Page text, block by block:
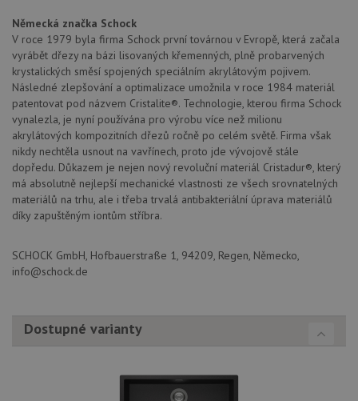
Německá značka Schock
V roce 1979 byla firma Schock první továrnou v Evropě, která začala
vyrábět dřezy na bázi lisovaných křemenných, plně probarvených
krystalických směsí spojených speciálním akrylátovým pojivem.
Následné zlepšování a optimalizace umožnila v roce 1984 materiál
patentovat pod názvem Cristalite®. Technologie, kterou firma Schock
vynalezla, je nyní používána pro výrobu více než milionu
akrylátových kompozitních dřezů ročně po celém světě. Firma však
nikdy nechtěla usnout na vavřínech, proto jde vývojově stále
dopředu. Důkazem je nejen nový revoluční materiál Cristadur®, který
má absolutně nejlepší mechanické vlastnosti ze všech srovnatelných
materiálů na trhu, ale i třeba trvalá antibakteriální úprava materiálů
díky zapuštěným iontům stříbra.
SCHOCK GmbH, Hofbauerstraße 1, 94209, Regen, Německo,
info@schock.de
Dostupné varianty